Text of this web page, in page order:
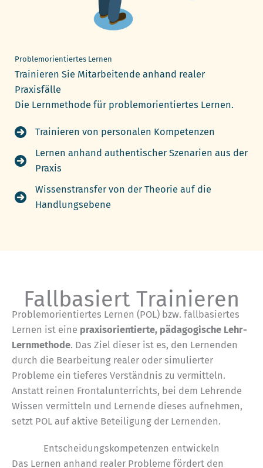
Problemorientiertes Lernen
Trainieren Sie Mitarbeitende anhand realer
Praxisfälle
Die Lernmethode für problemorientiertes Lernen.
Trainieren von personalen Kompetenzen
Lernen anhand authentischer Szenarien aus der
Praxis
Wissenstransfer von der Theorie auf die
Handlungsebene
Fallbasiert Trainieren
Problemorientiertes Lernen (POL) bzw. fallbasiertes
Lernen ist eine praxisorientierte, pädagogische Lehr-
Lernmethode. Das Ziel dieser ist es, den Lernenden
durch die Bearbeitung realer oder simulierter
Probleme ein tieferes Verständnis zu vermitteln.
Anstatt reinen Frontalunterrichts, bei dem Lehrende
Wissen vermitteln und Lernende dieses aufnehmen,
setzt POL auf aktive Beteiligung der Lernenden.
Entscheidungskompetenzen entwickeln
Das Lernen anhand realer Probleme fördert den